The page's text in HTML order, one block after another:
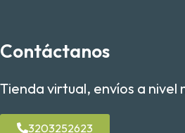
Contáctanos
Tienda virtual, envíos a nivel
3203252623